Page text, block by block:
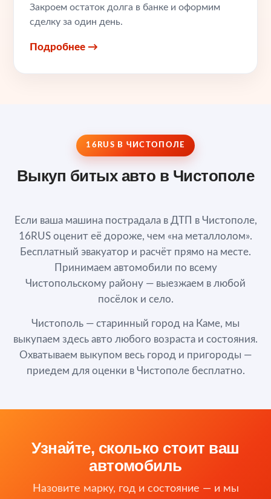
Закроем остаток долга в банке и оформим
сделку за один день.
Подробнее →
16RUS В ЧИСТОПОЛЕ
Выкуп битых авто в Чистополе
Если ваша машина пострадала в ДТП в Чистополе,
16RUS оценит её дороже, чем «на металлолом».
Бесплатный эвакуатор и расчёт прямо на месте.
Принимаем автомобили по всему
Чистопольскому району — выезжаем в любой
посёлок и село.
Чистополь — старинный город на Каме, мы
выкупаем здесь авто любого возраста и состояния.
Охватываем выкупом весь город и пригороды —
приедем для оценки в Чистополе бесплатно.
Узнайте, сколько стоит ваш
автомобиль
Назовите марку, год и состояние — и мы